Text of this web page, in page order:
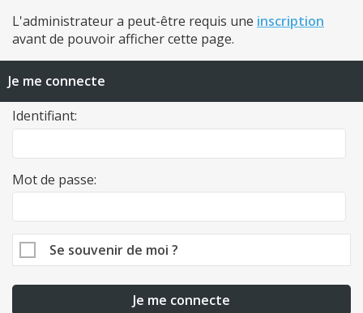
L'administrateur a peut-être requis une inscription
avant de pouvoir afficher cette page.
Je me connecte
Identifiant:
Mot de passe:
Se souvenir de moi ?
Je me connecte